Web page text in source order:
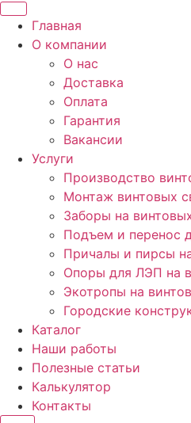
Главная
О компании
О нас
Доставка
Оплата
Гарантия
Вакансии
Услуги
Производство
Монтаж винтовых
Заборы на
Подъем и перенос
Причалы и пирсы
Опоры для ЛЭП на
Экотропы на
Городские
Каталог
Наши работы
Полезные статьи
Калькулятор
Контакты